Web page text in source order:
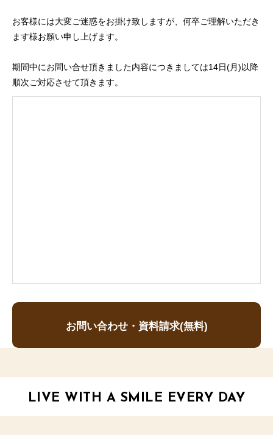
お客様には大変ご迷惑をお掛け致しますが、何卒ご理解いただき
ます様お願い申し上げます。
期間中にお問い合せ頂きました内容につきましては14日(月)以降
順次ご対応させて頂きます。
お問い合わせ・資料請求(無料)
LIVE WITH A SMILE EVERY DAY